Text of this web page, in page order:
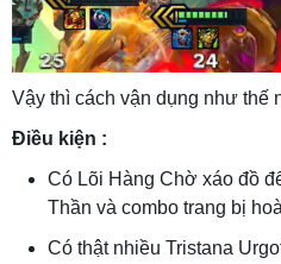
Vậy thì cách vận dụng như thế
Điều kiện :
Có Lõi Hàng Chờ xáo đồ
Thần và combo trang bị
Có thật nhiều Tristana